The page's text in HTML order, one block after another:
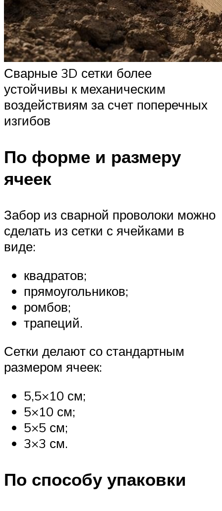
Сварные 3D сетки более
устойчивы к механическим
воздействиям за счет поперечных
изгибов
По форме и размеру
ячеек
Забор из сварной проволоки можно
сделать из сетки с ячейками в
виде:
квадратов;
прямоугольников;
ромбов;
трапеций.
Сетки делают со стандартным
размером ячеек:
5,5×10 см;
5×10 см;
5×5 см;
3×3 см.
По способу упаковки